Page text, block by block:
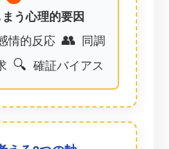
う心理的要因
情的反応 👥
同調
🔍 確証バイアス